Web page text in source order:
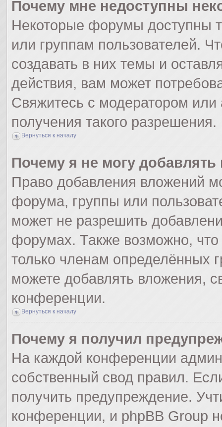
Почему мне недоступны
Некоторые форумы доступны
или группам пользователей.
создавать в них темы и
действия, вам может
Свяжитесь с модератором
получения такого разрешения.
Вернуться к началу
Почему я не могу
Право добавления вложений
форума, группы или
может не разрешить
форумах. Также возможно,
только членам определённых
можете добавлять вложения,
конференции.
Вернуться к началу
Почему я получил
На каждой конференции
собственный свод правил.
получить предупреждение.
конференции, и phpBB Group